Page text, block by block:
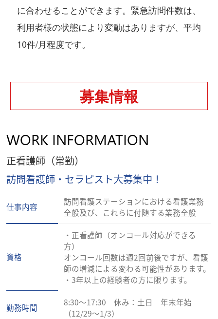
に合わせることができます。緊急訪問件数は、
利用者様の状態により変動はありますが、平均
10件/月程度です。
募集情報
WORK INFORMATION
正看護師（常勤）
訪問看護師・セラピスト大募集中！
仕事内容
訪問看護ステーションにおける看護業務
全般及び、これらに付随する業務全般
資格
・正看護師（オンコール対応ができる
方）
オンコール回数は週2回前後ですが、看護
師の増減による変わる可能性があります。
・3年以上の経験者の方に限ります。
勤務時間
8:30～17:30 休み：土日 年末年始
（12/29～1/3）